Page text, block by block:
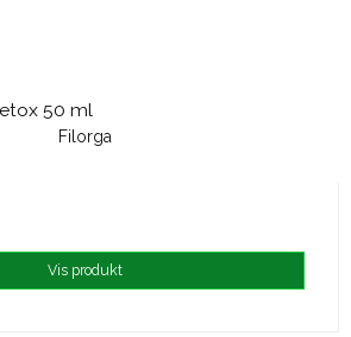
50 ml
Filorga
Vis produkt